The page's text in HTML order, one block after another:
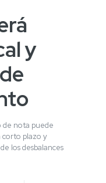
y
de nota puede
corto plazo y
los desbalances